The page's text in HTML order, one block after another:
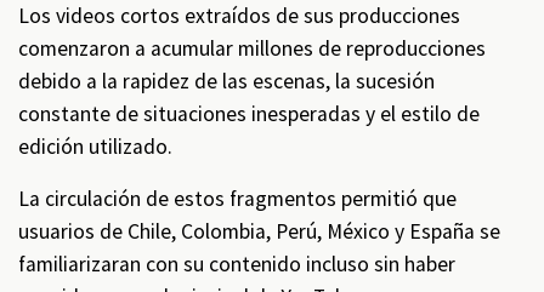
Los videos cortos extraídos de sus producciones
comenzaron a acumular millones de reproducciones
debido a la rapidez de las escenas, la sucesión
constante de situaciones inesperadas y el estilo de
edición utilizado.
La circulación de estos fragmentos permitió que
usuarios de Chile, Colombia, Perú, México y España se
familiarizaran con su contenido incluso sin haber